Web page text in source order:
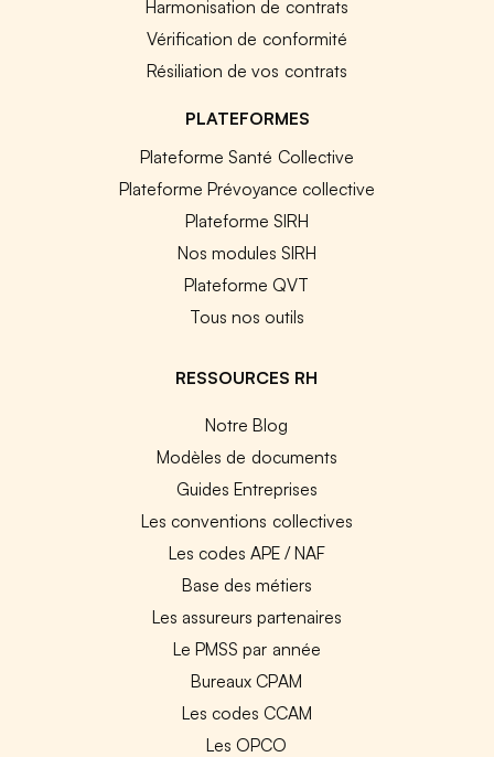
Harmonisation de contrats
Vérification de conformité
Résiliation de vos contrats
PLATEFORMES
Plateforme Santé Collective
Plateforme Prévoyance collective
Plateforme SIRH
Nos modules SIRH
Plateforme QVT
Tous nos outils
RESSOURCES RH
Notre Blog
Modèles de documents
Guides Entreprises
Les conventions collectives
Les codes APE / NAF
Base des métiers
Les assureurs partenaires
Le PMSS par année
Bureaux CPAM
Les codes CCAM
Les OPCO